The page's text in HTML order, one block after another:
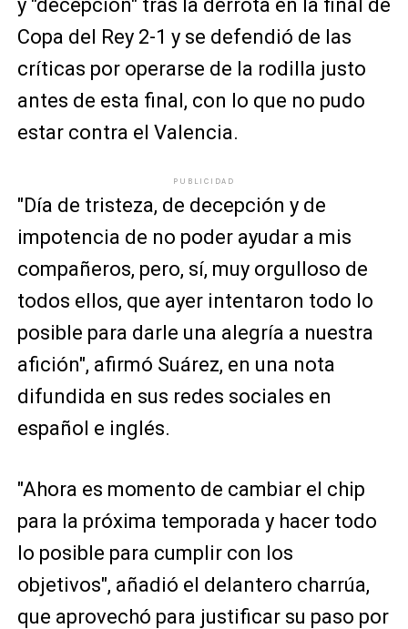
y "decepción" tras la derrota en la final de
Copa del Rey 2-1 y se defendió de las
críticas por operarse de la rodilla justo
antes de esta final, con lo que no pudo
estar contra el Valencia.
PUBLICIDAD
"Día de tristeza, de decepción y de
impotencia de no poder ayudar a mis
compañeros, pero, sí, muy orgulloso de
todos ellos, que ayer intentaron todo lo
posible para darle una alegría a nuestra
afición", afirmó Suárez, en una nota
difundida en sus redes sociales en
español e inglés.
"Ahora es momento de cambiar el chip
para la próxima temporada y hacer todo
lo posible para cumplir con los
objetivos", añadió el delantero charrúa,
que aprovechó para justificar su paso por